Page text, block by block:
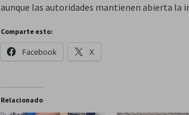
aunque las autoridades mantienen abierta la
Comparte esto:
Facebook X
Relacionado